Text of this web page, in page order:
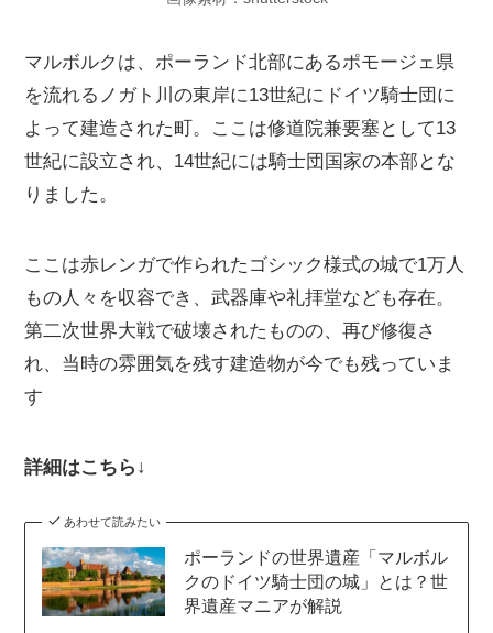
マルボルクは、ポーランド北部にあるポモージェ県
を流れるノガト川の東岸に13世紀にドイツ騎士団に
よって建造された町。ここは修道院兼要塞として13
世紀に設立され、14世紀には騎士団国家の本部とな
りました。
ここは赤レンガで作られたゴシック様式の城で1万人
もの人々を収容でき、武器庫や礼拝堂なども存在。
第二次世界大戦で破壊されたものの、再び修復さ
れ、当時の雰囲気を残す建造物が今でも残っていま
す
詳細はこちら↓
あわせて読みたい
ポーランドの世界遺産「マルボル
クのドイツ騎士団の城」とは？世
界遺産マニアが解説